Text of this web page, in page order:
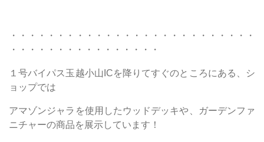
・・・・・・・・・・・・・・・・・・・・・・・・・・
・・・・・・・・・・・・・・・・
１号バイパス玉越小山ICを降りてすぐのところにある、シ
ョップでは
アマゾンジャラを使用したウッドデッキや、ガーデンファ
ニチャーの商品を展示しています！